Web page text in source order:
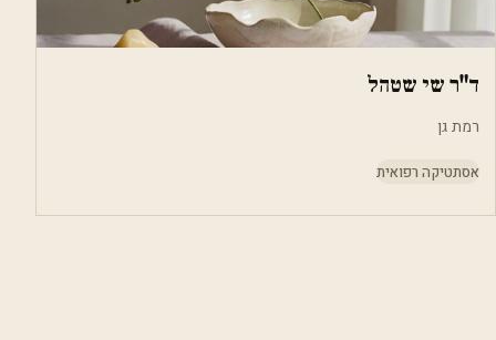
ד"ר שי שטהל
רמת גן
אסתטיקה רפואית